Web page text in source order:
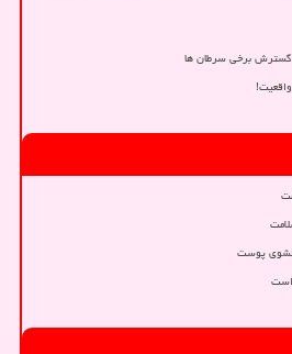
گسترش برخی سرطان ها
پوست